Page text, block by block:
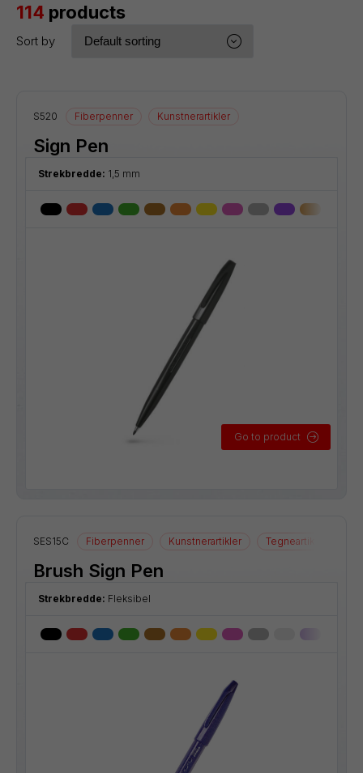
114 products
Sort by
S520 Fiberpenner Kunstnerartikler
Sign Pen
Strekbredde: 1,5 mm
Go to product
SES15C Fiberpenner Kunstnerartikler Tegneartikler
Brush Sign Pen
Strekbredde: Fleksibel